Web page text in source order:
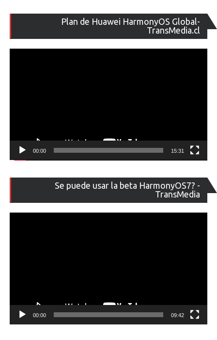
Plan de Huawei HarmonyOS Global-
TransMedia.cl
de
00:00 15:31
Se puede usar la beta HarmonyOS7? -
TransMedia
de
00:00 09:42